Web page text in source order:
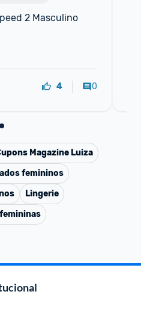
2 Masculino
4 0
Magazine Luiza
femininos
Lingerie